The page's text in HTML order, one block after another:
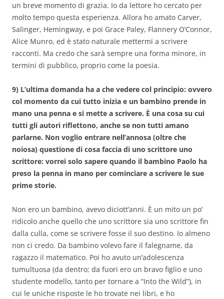
un breve momento di grazia. Io da lettore ho cercato per
molto tempo questa esperienza. Allora ho amato Carver,
Salinger, Hemingway, e poi Grace Paley, Flannery O’Connor,
Alice Munro, ed è stato naturale mettermi a scrivere
racconti. Ma credo che sarà sempre una forma minore, in
termini di pubblico, proprio come la poesia.
9) L’ultima domanda ha a che vedere col principio: ovvero
col momento da cui tutto inizia e un bambino prende in
mano una penna e si mette a scrivere. È una cosa su cui
tutti gli autori riflettono, anche se non tutti amano
parlarne. Non voglio entrare nell’annosa (oltre che
noiosa) questione di cosa faccia di uno scrittore uno
scrittore: vorrei solo sapere quando il bambino Paolo ha
preso la penna in mano per cominciare a scrivere le sue
prime storie.
Non ero un bambino, avevo diciott’anni. È un mito un po’
ridicolo anche quello che uno scrittore sia uno scrittore fin
dalla culla, come se scrivere fosse il suo destino. Io almeno
non ci credo. Da bambino volevo fare il falegname, da
ragazzo il matematico. Poi ho avuto un’adolescenza
tumultuosa (da dentro; da fuori ero un bravo figlio e uno
studente modello, tanto per tornare a “Into the Wild”), in
cui le uniche risposte le ho trovate nei libri, e ho